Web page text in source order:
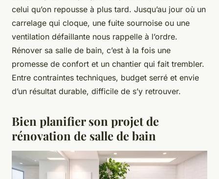
celui qu’on repousse à plus tard. Jusqu’au jour où un
carrelage qui cloque, une fuite sournoise ou une
ventilation défaillante nous rappelle à l’ordre.
Rénover sa salle de bain, c’est à la fois une
promesse de confort et un chantier qui fait trembler.
Entre contraintes techniques, budget serré et envie
d’un résultat durable, difficile de s’y retrouver.
Bien planifier son projet de
rénovation de salle de bain